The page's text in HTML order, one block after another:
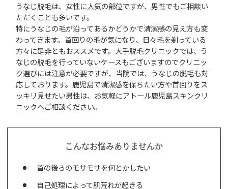
うなじ脱毛は、女性に人気の部位ですが、男性でもご相談い
ただくことも多いです。
特にうなじの毛が沿ってあるかどうかで清潔感の見え方も変
わってきます。首回りの毛が気になり、日々毛を剃っている
方々に是非ともおススメです。大手脱毛クリニックでは、う
なじの脱毛を行っていないケースもございますのでクリニッ
ク選びには注意が必要ですが、当院では、うなじの脱毛も対
応しております。鹿児島で清潔感を保ちたい方や首回りをス
ッキリ見せたい男性は、お気軽にアトール鹿児島スキンクリ
ニックへご相談ください。
こんなお悩みありませんか
首の後ろのモサモサを何とかしたい
自己処理によって肌荒れが起きる